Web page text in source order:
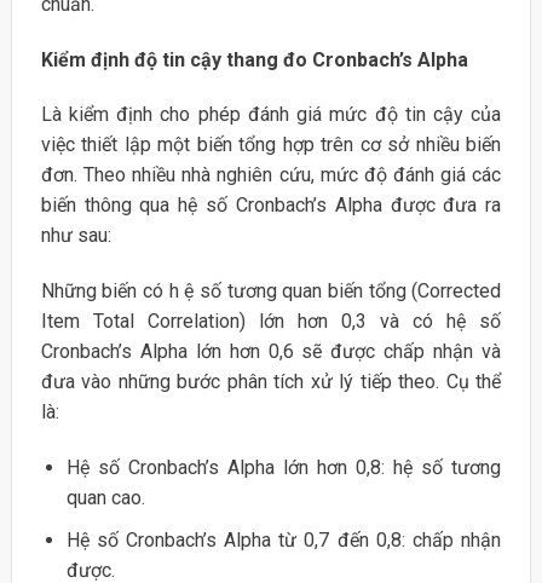
Kiểm định độ tin cậy thang đo Cronbach’s Alpha
Là kiểm định cho phép đánh giá mức độ tin cậy của
việc thiết lập một biến tổng hợp trên cơ sở nhiều biến
đơn. Theo nhiều nhà nghiên cứu, mức độ đánh giá các
biến thông qua hệ số Cronbach’s Alpha được đưa ra
như sau:
Những biến có h ệ số tương quan biến tổng (Corrected
Item Total Correlation) lớn hơn 0,3 và có hệ số
Cronbach’s Alpha lớn hơn 0,6 sẽ được chấp nhận và
đưa vào những bước phân tích xử lý tiếp theo. Cụ thể
là:
Hệ số Cronbach’s Alpha lớn hơn 0,8: hệ số tương
quan cao.
Hệ số Cronbach’s Alpha từ 0,7 đến 0,8: chấp nhận
được.